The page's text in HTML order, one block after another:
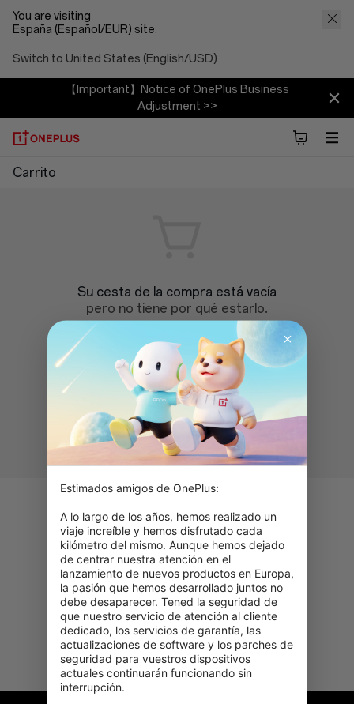
You are visiting
España (Español/EUR) site.
Switch to United States (English/USD)
【Important】Notice of OnePlus Business
Adjustment >>
OnePlus
Carrito
Su cesta de la compra está vacía
pero no tiene por qué estarlo.
Iniciar sesión Comprar
para pedidos de más de
100,00 €
Periodo de retorno de 15
días
Envío gratis en devoluciones
de terminales
Pagos 100 % seguros
con política de reembolsos
fiable
Estimados amigos de OnePlus:
A lo largo de los años, hemos realizado un
viaje increíble y hemos disfrutado cada
kilómetro del mismo. Aunque hemos dejado
de centrar nuestra atención en el
lanzamiento de nuevos productos en Europa,
la pasión que hemos desarrollado juntos no
debe desaparecer. Tened la seguridad de
que nuestro servicio de atención al cliente
dedicado, los servicios de garantía, las
actualizaciones de software y los parches de
seguridad para vuestros dispositivos
actuales continuarán funcionando sin
interrupción.